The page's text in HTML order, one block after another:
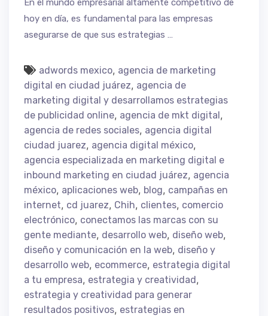
En el mundo empresarial altamente competitivo de
hoy en día, es fundamental para las empresas
asegurarse de que sus estrategias …
adwords mexico, agencia de marketing
digital en ciudad juárez, agencia de
marketing digital y desarrollamos estrategias
de publicidad online, agencia de mkt digital,
agencia de redes sociales, agencia digital
ciudad juarez, agencia digital méxico,
agencia especializada en marketing digital e
inbound marketing en ciudad juárez, agencia
méxico, aplicaciones web, blog, campañas en
internet, cd juarez, Chih, clientes, comercio
electrónico, conectamos las marcas con su
gente mediante, desarrollo web, diseño web,
diseño y comunicación en la web, diseño y
desarrollo web, ecommerce, estrategia digital
a tu empresa, estrategia y creatividad,
estrategia y creatividad para generar
resultados positivos, estrategias en